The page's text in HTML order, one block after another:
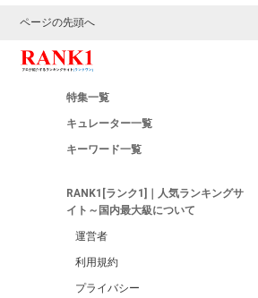
ページの先頭へ
特集一覧
キュレーター一覧
キーワード一覧
RANK1[ランク1]｜人気ランキングサ
イト～国内最大級について
運営者
利用規約
プライバシー